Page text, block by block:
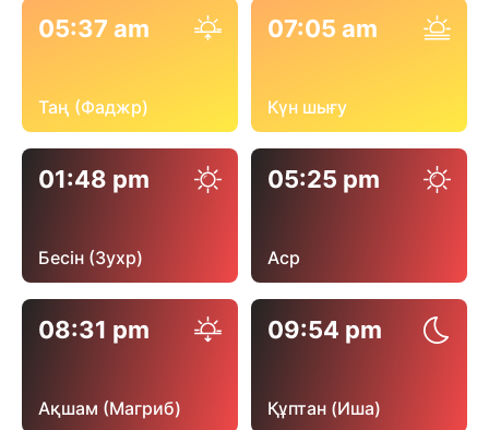
05:37 am
Таң (Фаджр)
07:05 am
Күн шығу
01:48 pm
Бесін (Зухр)
05:25 pm
Аср
08:31 pm
Ақшам (Магриб)
09:54 pm
Құптан (Иша)